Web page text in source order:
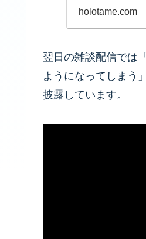
holotame.com
翌日の雑談配信では
ようになってしまう
披露しています。